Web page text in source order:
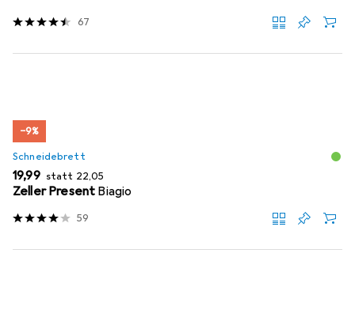
67
−9%
Schneidebrett
EUR
19,99 statt EUR
22,05
Zeller Present Biagio
59